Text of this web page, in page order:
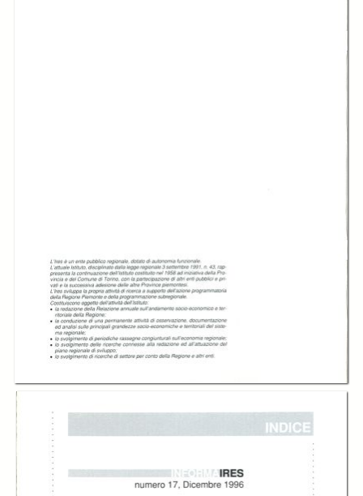
Informaires
Informaires. Numero 17 Dicembre 1996
Creator:
Ires Piemonte
Publisher:
IRES. Istituto di Ricerche Economico Sociali del Piemonte
Date:
Subject: